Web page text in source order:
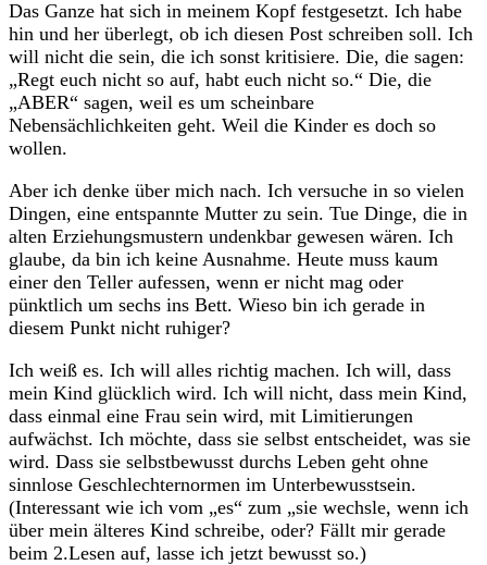
Das Ganze hat sich in meinem Kopf festgesetzt. Ich habe
hin und her überlegt, ob ich diesen Post schreiben soll. Ich
will nicht die sein, die ich sonst kritisiere. Die, die sagen:
„Regt euch nicht so auf, habt euch nicht so.“ Die, die
„ABER“ sagen, weil es um scheinbare
Nebensächlichkeiten geht. Weil die Kinder es doch so
wollen.
Aber ich denke über mich nach. Ich versuche in so vielen
Dingen, eine entspannte Mutter zu sein. Tue Dinge, die in
alten Erziehungsmustern undenkbar gewesen wären. Ich
glaube, da bin ich keine Ausnahme. Heute muss kaum
einer den Teller aufessen, wenn er nicht mag oder
pünktlich um sechs ins Bett. Wieso bin ich gerade in
diesem Punkt nicht ruhiger?
Ich weiß es. Ich will alles richtig machen. Ich will, dass
mein Kind glücklich wird. Ich will nicht, dass mein Kind,
dass einmal eine Frau sein wird, mit Limitierungen
aufwächst. Ich möchte, dass sie selbst entscheidet, was sie
wird. Dass sie selbstbewusst durchs Leben geht ohne
sinnlose Geschlechternormen im Unterbewusstsein.
(Interessant wie ich vom „es“ zum „sie wechsle, wenn ich
über mein älteres Kind schreibe, oder? Fällt mir gerade
beim 2.Lesen auf, lasse ich jetzt bewusst so.)